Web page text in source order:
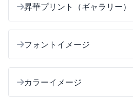
昇華プリント（ギャラリー）
フォントイメージ
カラーイメージ